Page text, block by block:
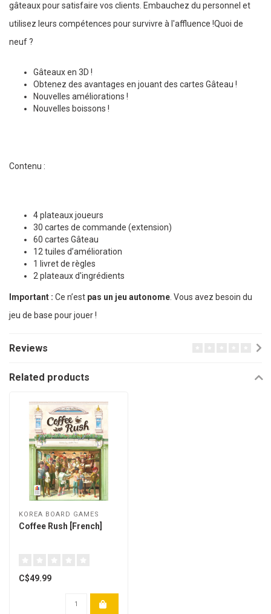
gâteaux pour satisfaire vos clients. Embauchez du personnel et
utilisez leurs compétences pour survivre à l'affluence !Quoi de
neuf ?
Gâteaux en 3D !
Obtenez des avantages en jouant des cartes Gâteau !
Nouvelles améliorations !
Nouvelles boissons !
Contenu :
4 plateaux joueurs
30 cartes de commande (extension)
60 cartes Gâteau
12 tuiles d’amélioration
1 livret de règles
2 plateaux d'ingrédients
Important : Ce n’est pas un jeu autonome . Vous avez besoin du
jeu de base pour jouer !
Reviews
Related products
KOREA BOARD GAMES
Coffee Rush [French]
C$49.99